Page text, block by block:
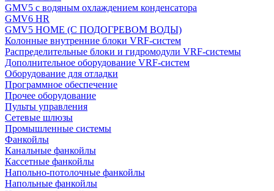
GMV5 с водяным охлаждением конденсатора
GMV6 HR
GMV5 HOME (С ПОДОГРЕВОМ ВОДЫ)
Колонные внутренние блоки VRF-систем
Распределительные блоки и гидромодули VRF-системы
Дополнительное оборудование VRF-систем
Оборудование для отладки
Программное обеспечение
Прочее оборудование
Пульты управления
Сетевые шлюзы
Промышленные системы
Фанкойлы
Канальные фанкойлы
Кассетные фанкойлы
Напольно-потолочные фанкойлы
Напольные фанкойлы